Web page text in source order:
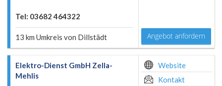
Tel: 03682 464322
13 km Umkreis von Dillstädt Angebot anfordern
Elektro-Dienst GmbH Zella-
Mehlis
Website
Kontakt